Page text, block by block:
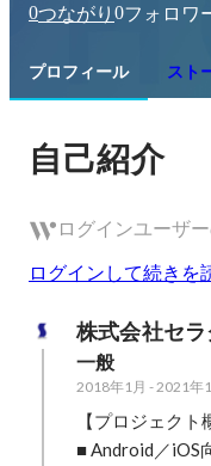
0つながり 0フォロワ
プロフィール スト
自己紹介
ログインユーザ
ログインして続きを
株式会社セラ
一般
2018年1月 -2021年
【プロジェクト
■ Android／iOS